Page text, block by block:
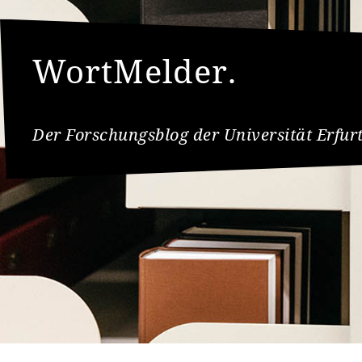
WortMelder.
Der Forschungsblog der Universität